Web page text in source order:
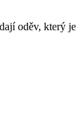
oděv, který